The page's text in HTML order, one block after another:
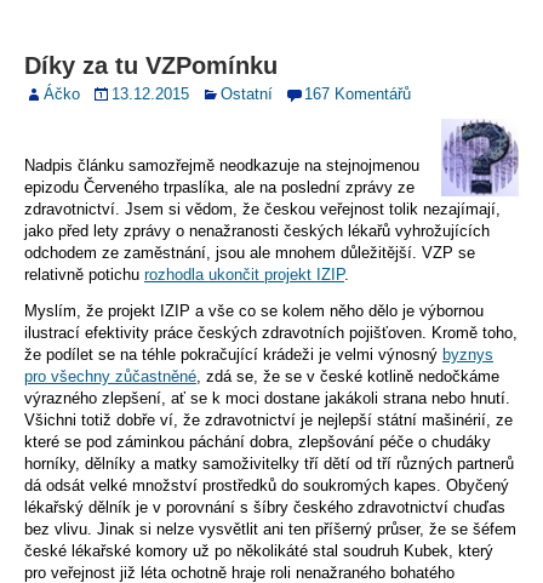
Díky za tu VZPomínku
Áčko 13.12.2015 Ostatní 167 Komentářů
Nadpis článku samozřejmě neodkazuje na stejnojmenou
epizodu Červeného trpaslíka, ale na poslední zprávy ze
zdravotnictví. Jsem si vědom, že českou veřejnost tolik nezajímají,
jako před lety zprávy o nenažranosti českých lékařů vyhrožujících
odchodem ze zaměstnání, jsou ale mnohem důležitější. VZP se
relativně potichu rozhodla ukončit projekt IZIP.
Myslím, že projekt IZIP a vše co se kolem něho dělo je výbornou
ilustrací efektivity práce českých zdravotních pojišťoven. Kromě toho,
že podílet se na téhle pokračující krádeži je velmi výnosný byznys
pro všechny zůčastněné , zdá se, že se v české kotlině nedočkáme
výrazného zlepšení, ať se k moci dostane jakákoli strana nebo hnutí.
Všichni totiž dobře ví, že zdravotnictví je nejlepší státní mašinérií, ze
které se pod záminkou páchání dobra, zlepšování péče o chudáky
horníky, dělníky a matky samoživitelky tří dětí od tří různých partnerů
dá odsát velké množství prostředků do soukromých kapes. Obyčený
lékařský dělník je v porovnání s šíbry českého zdravotnictví chuďas
bez vlivu. Jinak si nelze vysvětlit ani ten příšerný průser, že se šéfem
české lékařské komory už po několikáté stal soudruh Kubek, který
pro veřejnost již léta ochotně hraje roli nenažraného bohatého